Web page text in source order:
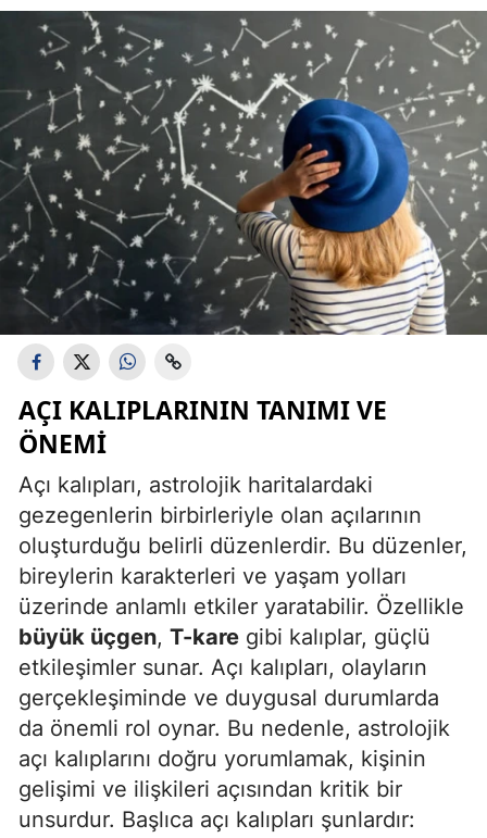
Bingöl
Bitlis
Bolu
Burdur
Bursa
Çanakkale
Çankırı
Çorum
Diyarbakır
Elazığ
Erzincan
Erzurum
Eskişehir
Gaziantep
Giresun
Gümüşhane
Hakkari
AÇI KALIPLARININ TANIMI VE
ÖNEMI
Açı kalıpları, astrolojik haritalardaki
gezegenlerin birbirleriyle olan açılarının
oluşturduğu belirli düzenlerdir. Bu düzenler,
bireylerin karakterleri ve yaşam yolları
üzerinde anlamlı etkiler yaratabilir. Özellikle
büyük üçgen, T-kare gibi kalıplar, güçlü
etkileşimler sunar. Açı kalıpları, olayların
gerçekleşiminde ve duygusal durumlarda
da önemli rol oynar. Bu nedenle, astrolojik
açı kalıplarını doğru yorumlamak, kişinin
gelişimi ve ilişkileri açısından kritik bir
unsurdur. Başlıca açı kalıpları şunlardır: